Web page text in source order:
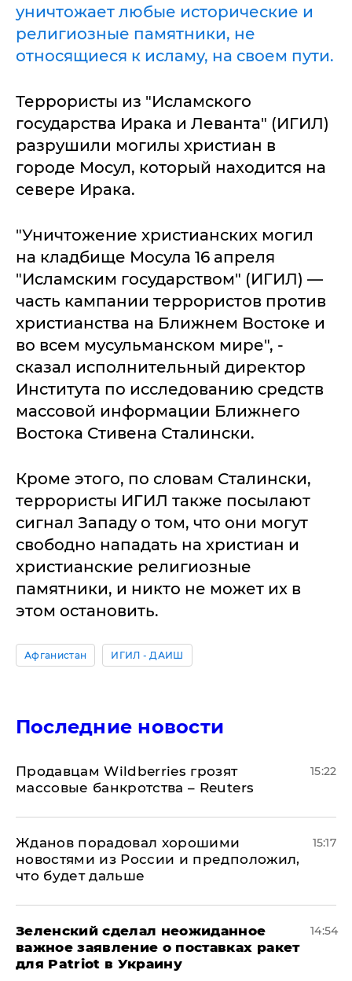
уничтожает любые исторические и
религиозные памятники, не
относящиеся к исламу, на своем пути.
Террористы из "Исламского
государства Ирака и Леванта" (ИГИЛ)
разрушили могилы христиан в
городе Мосул, который находится на
севере Ирака.
"Уничтожение христианских могил
на кладбище Мосула 16 апреля
"Исламским государством" (ИГИЛ) —
часть кампании террористов против
христианства на Ближнем Востоке и
во всем мусульманском мире", -
сказал исполнительный директор
Института по исследованию средств
массовой информации Ближнего
Востока Стивена Сталински.
Кроме этого, по словам Сталински,
террористы ИГИЛ также посылают
сигнал Западу о том, что они могут
свободно нападать на христиан и
христианские религиозные
памятники, и никто не может их в
этом остановить.
Афганистан ИГИЛ - ДАИШ
Последние новости
Продавцам Wildberries грозят
массовые банкротства – Reuters
15:22
Жданов порадовал хорошими
новостями из России и предположил,
что будет дальше
15:17
Зеленский сделал неожиданное
важное заявление о поставках ракет
для Patriot в Украину
14:54